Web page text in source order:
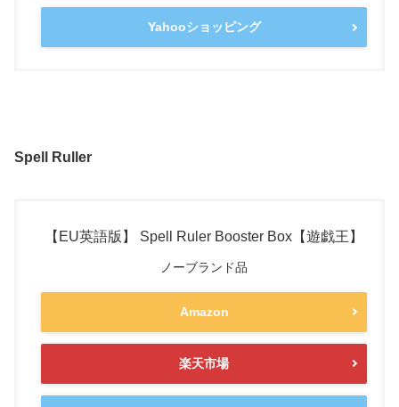
Yahooショッピング
Spell Ruller
【EU英語版】 Spell Ruler Booster Box【遊戯王】
ノーブランド品
Amazon
楽天市場